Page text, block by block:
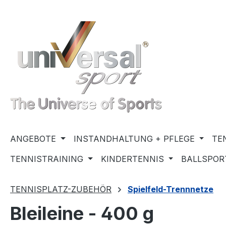
ANGEBOTE INSTANDHALTUNG + PFLEGE
TENNISTRAINING
KINDERTENNIS
TENNISPLATZ-ZUBEHÖR Spielfeld-Trennnetze
Bleileine - 400 g